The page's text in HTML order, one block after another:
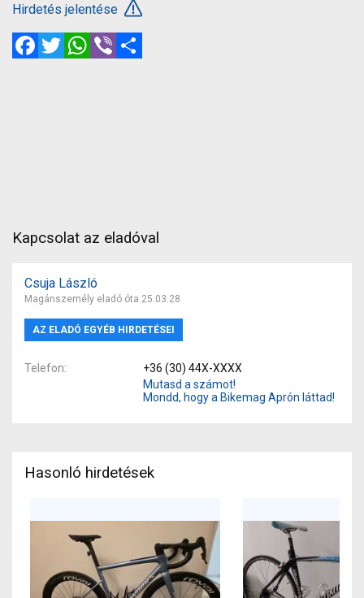
Hirdetés jelentése
FacebookTwitterWhatsApp
Viber
Kapcsolat az eladóval
Csuja László
Magánszemély eladó óta 25.03.28
AZ ELADÓ EGYÉB HIRDETÉSEI
Telefon
+36 (30) 44X-XXXX
Mutasd a számot!
Mondd, hogy a Bikemag Aprón láttad!
Hasonló hirdetések